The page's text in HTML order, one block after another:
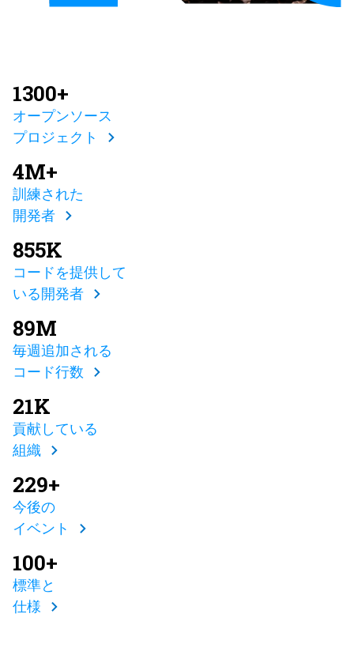
1300+
オープンソース
プロジェクト
4M+
訓練された
開発者
855K
コードを提供して
いる開発者
89M
毎週追加される
コード行数
21K
貢献している
組織
229+
今後の
イベント
100+
標準と
仕様